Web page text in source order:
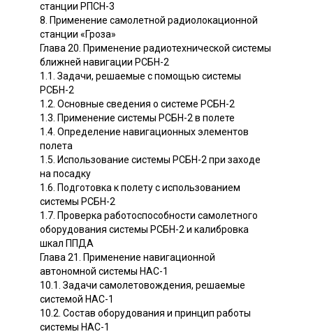
станции РПСН-3
8. Применение самолетной радиолокационной
станции «Гроза»
Глава 20. Применение радиотехнической системы
ближней навигации РСБН-2
1.1. Задачи, решаемые с помощью системы
РСБН-2
1.2. Основные сведения о системе РСБН-2
1.3. Применение системы РСБН-2 в полете
1.4. Определение навигационных элементов
полета
1.5. Использование системы РСБН-2 при заходе
на посадку
1.6. Подготовка к полету с использованием
системы РСБН-2
1.7. Проверка работоспособности самолетного
оборудования системы РСБН-2 и калибровка
шкал ППДА
Глава 21. Применение навигационной
автономной системы НАС-1
10.1. Задачи самолетовождения, решаемые
системой НАС-1
10.2. Состав оборудования и принцип работы
системы НАС-1